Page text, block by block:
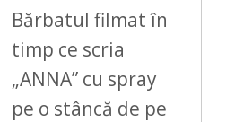
Bărbatul filmat în
timp ce scria
„ANNA” cu spray
pe o stâncă de pe